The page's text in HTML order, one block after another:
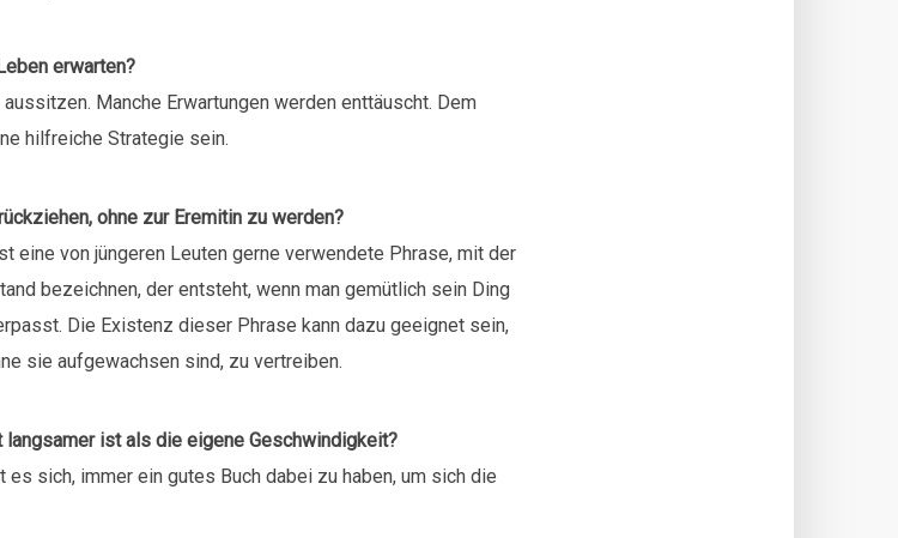
erwarten?
Manche Erwartungen werden enttäuscht. Dem
hilfreiche Strategie sein.
ohne zur Eremitin zu werden?
eine von jüngeren Leuten gerne verwendete Phrase, mit der
bezeichnen, der entsteht, wenn man gemütlich sein Ding
Die Existenz dieser Phrase kann dazu geeignet sein,
sie aufgewachsen sind, zu vertreiben.
ist als die eigene Geschwindigkeit?
es sich, immer ein gutes Buch dabei zu haben, um sich die